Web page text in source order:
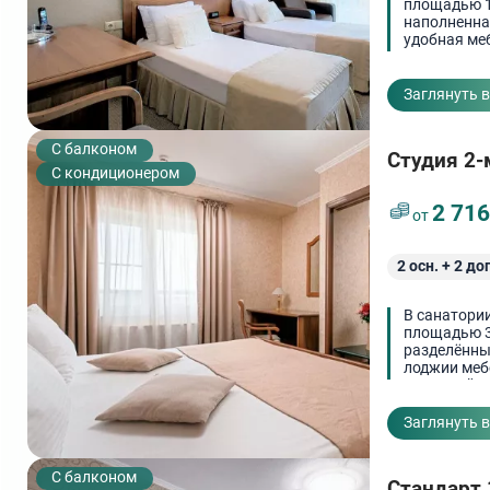
площадью
удобная
одежды.
Заглянуть
C балконом
С кондиционером
Студия 2-
от2 716
2осн. +2
В
площадью
лоджии
прихожей
Заглянуть
C балконом